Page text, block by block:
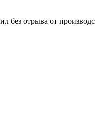
без отрыва от